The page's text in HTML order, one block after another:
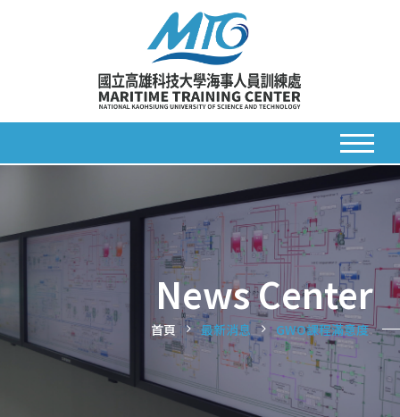
News Center
首頁 最新消息 GWO課程滿意度